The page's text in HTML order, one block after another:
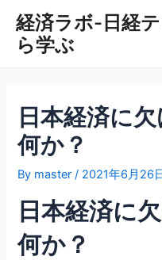
経済ラボ-日経
ら学ぶ
日本経済に
何か？
By master / 2021年6月26
日本経済に
何か？